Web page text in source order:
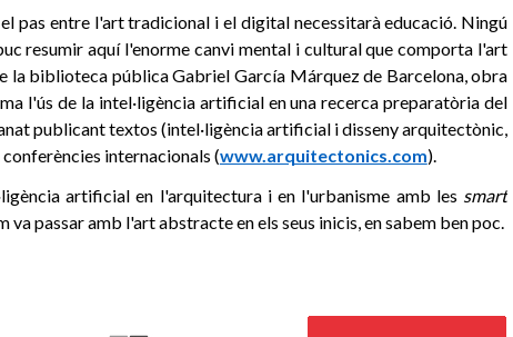
pas entre l'art tradicional i el digital necessitarà educació. Ningú
resumir aquí l'enorme canvi mental i cultural que comporta l'art
la biblioteca pública Gabriel García Márquez de Barcelona, obra
l'ús de la intel·ligència artificial en una recerca preparatòria del
publicant textos (intel·ligència artificial i disseny arquitectònic,
internacionals (www.arquitectonics.com).
artificial en l'arquitectura i en l'urbanisme amb les smart
passar amb l'art abstracte en els seus inicis, en sabem ben poc.